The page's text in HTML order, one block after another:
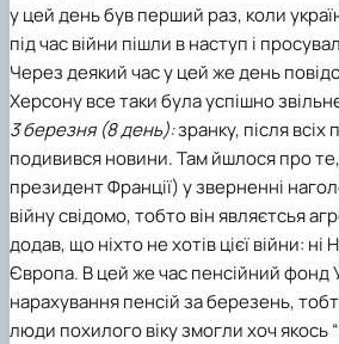
у цей день був перший раз, коли
під час війни пішли в наступ і
Через деякий час у цей же день
Херсону все таки була успішно
3 березня (8 день):зранку, після
подивився новини. Там йшлося про
президент Франції) у зверненні
війну свідомо, тобто він являєтсья
додав, що ніхто не хотів цієї війни: ні
Європа. В цей же час пенсійний фонд
нарахування пенсій за березень,
люди похилого віку змогли хоч якось